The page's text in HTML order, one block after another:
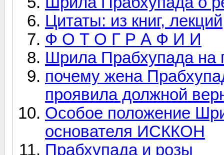
Цитаты: из книг,
Ф О Т О Г Р А Ф И И
Шрила Прабхупада на
почему жена
проявила должной
Особое положение
основателя ИСККОН
Прабхупада и розы